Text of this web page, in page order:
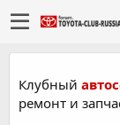
Клубный
ремонт и